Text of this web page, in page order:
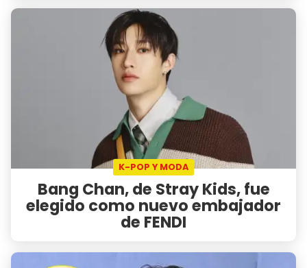
K-POP Y MODA
Bang Chan, de Stray Kids, fue
elegido como nuevo embajador
de FENDI